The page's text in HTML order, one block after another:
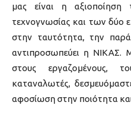
μας είναι η
τεχνογνωσίας και των δύο
στην ταυτότητα, την
αντιπροσωπεύει η ΝΙΚΑΣ.
στους εργαζομένους,
καταναλωτές,
αφοσίωση στην ποιότητα